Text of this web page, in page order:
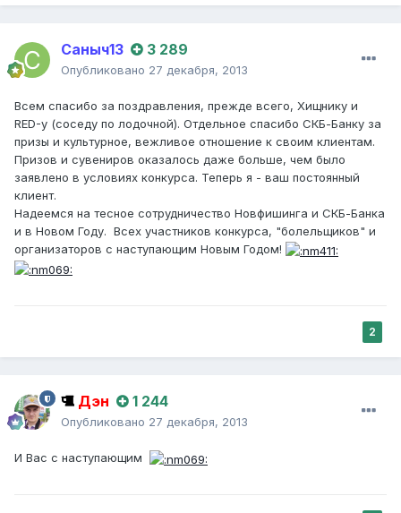
Саныч13 3 289
Опубликовано 27 декабря, 2013
Всем спасибо за поздравления, прежде всего, Хищнику и
RED-у (соседу по лодочной). Отдельное спасибо СКБ-Банку за
призы и культурное, вежливое отношение к своим клиентам.
Призов и сувениров оказалось даже больше, чем было
заявлено в условиях конкурса. Теперь я - ваш постоянный
клиент.
Надеемся на тесное сотрудничество Новфишинга и СКБ-Банка
и в Новом Году. Всех участников конкурса, "болельщиков" и
организаторов с наступающим Новым Годом!
2
Дэн 1 244
Опубликовано 27 декабря, 2013
И Вас с наступающим